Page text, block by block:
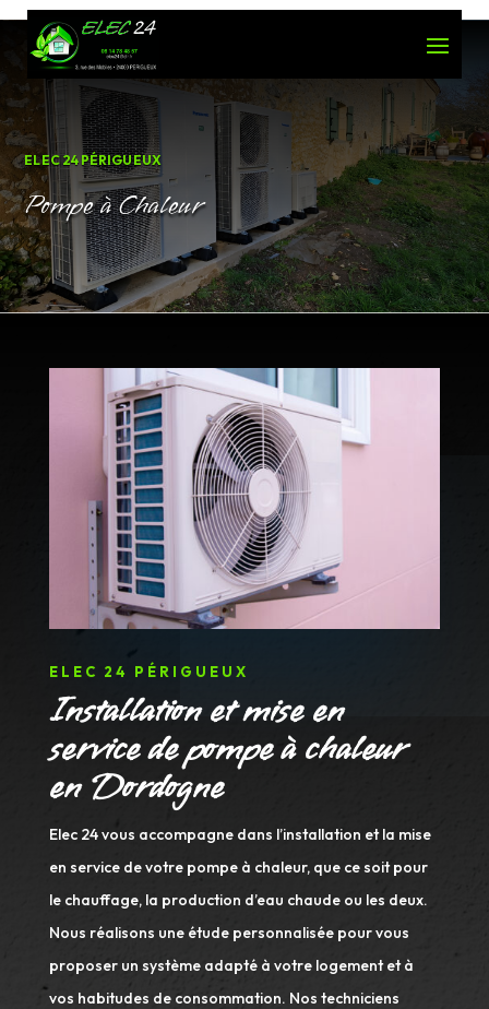
ELEC 24 PÉRIGUEUX
Pompe à Chaleur
ELEC 24 PÉRIGUEUX
Installation et mise en
service de pompe à chaleur
en Dordogne
Elec 24 vous accompagne dans l’installation et la mise
en service de votre pompe à chaleur, que ce soit pour
le chauffage, la production d’eau chaude ou les deux.
Nous réalisons une étude personnalisée pour vous
proposer un système adapté à votre logement et à
vos habitudes de consommation. Nos techniciens